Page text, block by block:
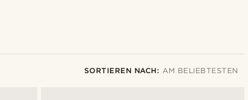
SORTIEREN NACH: AM BELIEBTESTEN